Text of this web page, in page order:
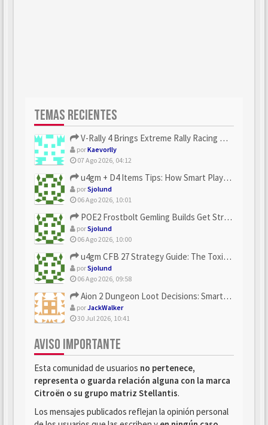
TEMAS RECIENTES
V-Rally 4 Brings Extreme Rally Racing With Challenging Track...
porKaevorlly
07 Ago 2026, 04:12
u4gm + D4 Items Tips: How Smart Players Optimize Gear, Build...
porSjolund
06 Ago 2026, 10:01
POE2 Frostbolt Gemling Builds Get Stronger With u4gm’s Ice C...
porSjolund
06 Ago 2026, 10:00
u4gm CFB 27 Strategy Guide: The Toxic Offensive Scheme Your ...
porSjolund
06 Ago 2026, 09:58
Aion 2 Dungeon Loot Decisions: Smarter Runs With U4N
porJackWalker
30 Jul 2026, 10:41
AVISO IMPORTANTE
Esta comunidad de usuarios no pertenece,
representa o guarda relación alguna con la marca
Citroën o su grupo matriz Stellantis.
Los mensajes publicados reflejan la opinión personal